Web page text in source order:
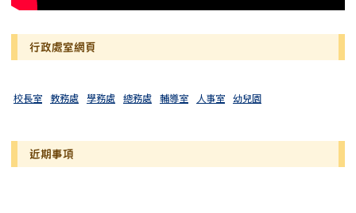
行政處室網頁
校長室 教務處 學務處 總務處 輔導室 人事室 幼兒園
近期事項